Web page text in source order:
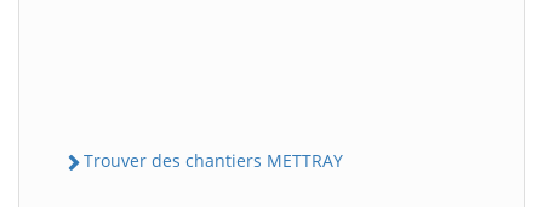
Trouver des chantiers METTRAY